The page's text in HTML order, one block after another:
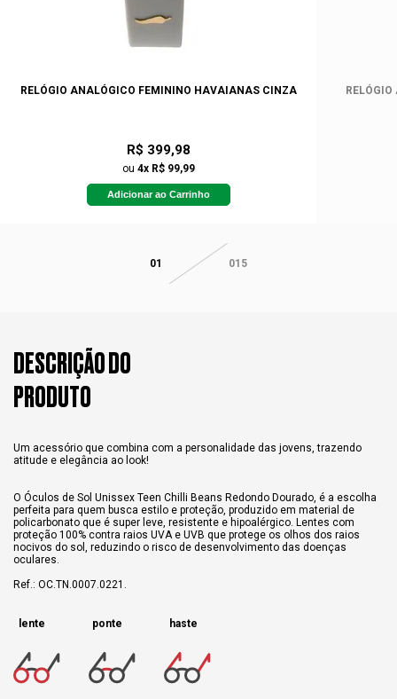
RELÓGIO ANALÓGICO FEMININO HAVAIANAS CINZA
R$ 399,98
ou 4x R$ 99,99
Adicionar ao Carrinho
01 015
DESCRIÇÃO DO
PRODUTO
Um acessório que combina com a personalidade das jovens, trazendo
atitude e elegância ao look!
O Óculos de Sol Unissex Teen Chilli Beans Redondo Dourado, é a escolha
perfeita para quem busca estilo e proteção, produzido em material de
policarbonato que é super leve, resistente e hipoalérgico. Lentes com
proteção 100% contra raios UVA e UVB que protege os olhos dos raios
nocivos do sol, reduzindo o risco de desenvolvimento das doenças
oculares.
Ref.: OC.TN.0007.0221.
lente ponte haste